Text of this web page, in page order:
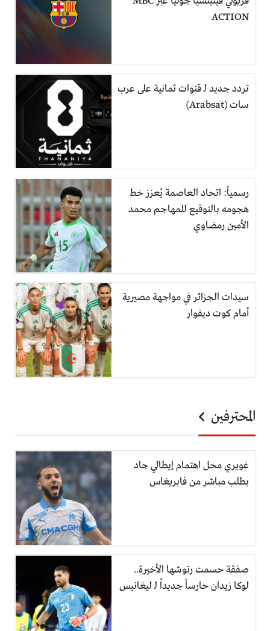
ACTION
تردد جديد لـ قنوات ثمانية على عرب
سات (Arabsat)
رسمياً: اتحاد العاصمة يُعزز خط
هجومه بالتوقيع للمهاجم محمد
الأمين رمضاوي
سيدات الجزائر في مواجهة مصيرية
أمام كوت ديفوار
المحترفين
غويري محل اهتمام إيطالي جاد
بطلب مباشر من فابريغاس
صفقة حسمت رتوشها الأخيرة..
لوكا زيدان حارساً جديداً لـ ليغانيس